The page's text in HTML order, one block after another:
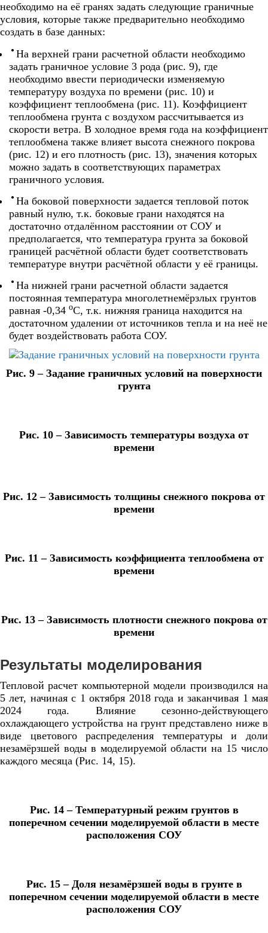
необходимо на её гранях задать следующие граничные
условия, которые также предварительно необходимо
создать в базе данных:
На верхней грани расчетной области необходимо
задать граничное условие 3 рода (рис. 9), где
необходимо ввести периодически изменяемую
температуру воздуха по времени (рис. 10) и
коэффициент теплообмена (рис. 11). Коэффициент
теплообмена грунта с воздухом рассчитывается из
скорости ветра. В холодное время года на коэффициент
теплообмена также влияет высота снежного покрова
(рис. 12) и его плотность (рис. 13), значения которых
можно задать в соответствующих параметрах
граничного условия.
На боковой поверхности задается тепловой поток
равный нулю, т.к. боковые грани находятся на
достаточно отдалённом расстоянии от СОУ и
предполагается, что температура грунта за боковой
границей расчётной области будет соответствовать
температуре внутри расчётной области у её границы.
На нижней грани расчетной области задается
постоянная температура многолетнемёрзлых грунтов
равная -0,34 oC, т.к. нижняя граница находится на
достаточном удалении от источников тепла и на неё не
будет воздействовать работа СОУ.
Рис. 9 – Задание граничных условий на поверхности
грунта
Рис. 10 – Зависимость температуры воздуха от
времени
Рис. 12 – Зависимость толщины снежного покрова от
времени
Рис. 11 – Зависимость коэффициента теплообмена от
времени
Рис. 13 – Зависимость плотности снежного покрова от
времени
Результаты моделирования
Тепловой расчет компьютерной модели производился на
5 лет, начиная с 1 октября 2018 года и заканчивая 1 мая
2024 года. Влияние сезонно-действующего
охлаждающего устройства на грунт представлено ниже в
виде цветового распределения температуры и доли
незамёрзшей воды в моделируемой области на 15 число
каждого месяца (Рис. 14, 15).
Рис. 14 – Температурный режим грунтов в
поперечном сечении моделируемой области в месте
расположения СОУ
Рис. 15 – Доля незамёрзшей воды в грунте в
поперечном сечении моделируемой области в месте
расположения СОУ